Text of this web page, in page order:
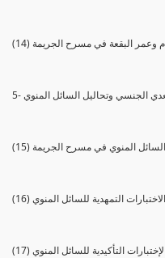
وعمر البقعة في مسرح الجريمة
الجنسي وتحاليل السائل المنوي
السائل المنوي في مسرح الجريمة
(16) الاختبارات التمهدية للسائل المنوي
الإختبارات التأكيدية للسائل المنوي